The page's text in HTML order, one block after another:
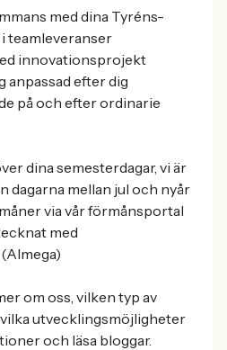
med dina Tyréns-
teamleveranser
innovationsprojekt
anpassad efter dig
på och efter ordinarie
dina semesterdagar, vi är
dagarna mellan jul och nyår
via vår förmånsportal
med
om oss, vilken typ av
utvecklingsmöjligheter
och läsa bloggar.